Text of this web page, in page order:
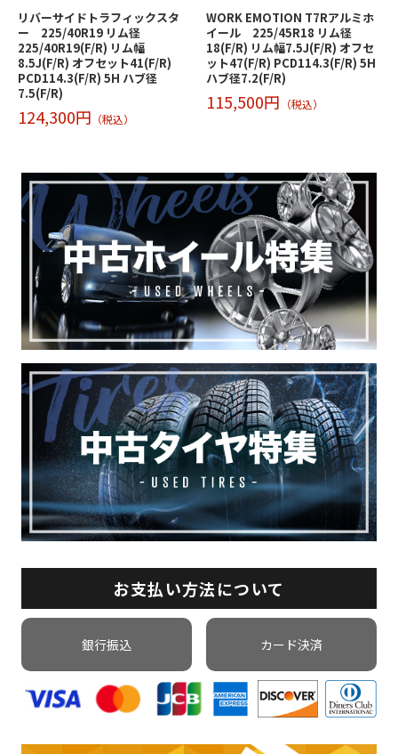
リバーサイドトラフィックスタ
ー 225/40R19 リム径
225/40R19(F/R) リム幅
8.5J(F/R) オフセット41(F/R)
PCD114.3(F/R) 5H ハブ径
7.5(F/R)
124,300円 （税込）
WORK EMOTION T7Rアルミホ
イール 225/45R18 リム径
18(F/R) リム幅7.5J(F/R) オフセ
ット47(F/R) PCD114.3(F/R) 5H
ハブ径7.2(F/R)
115,500円 （税込）
お支払い方法について
銀行振込 カード決済